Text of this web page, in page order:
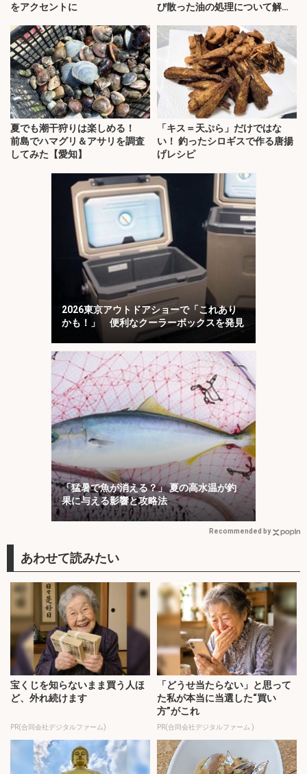
をアクセントに
び散った油の処理について解
夏でも潮干狩りは楽しめる！
前島でハマグリ＆アサリを調査
してみた【愛知】
「キス＝天ぷら」だけではな
い！ 釣ったシロギスで作る唐揚
げレシピ
2026東京アウトドアショーで「これあり
かも！」 便利なクーラーボックスを発見
「猛暑で魚が消える？」 夏の高水温が釣
果に与える影響と攻略法
Recommended by
宝くじを知らないまま買う人ほ
ど、外れ続けます
PR(合同会社デジタルファーム)
「どうせ当たらない」と思って
た私が本当に当選した“買い
方”がこれ
PR(合同会社デジタルファーム )